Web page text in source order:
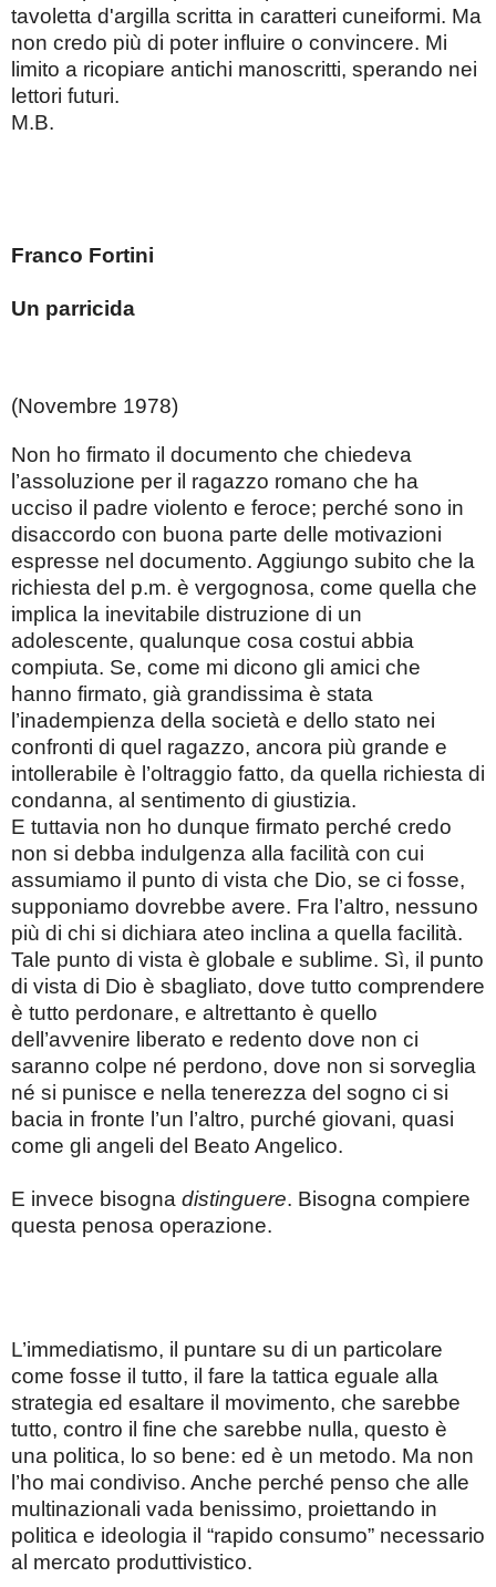
tavoletta d'argilla scritta in caratteri cuneiformi. Ma
non credo più di poter influire o convincere. Mi
limito a ricopiare antichi manoscritti, sperando nei
lettori futuri.
M.B.
Franco Fortini
Un parricida
(Novembre 1978)
Non ho firmato il documento che chiedeva
l’assoluzione per il ragazzo romano che ha
ucciso il padre violento e feroce; perché sono in
disaccordo con buona parte delle motivazioni
espresse nel documento. Aggiungo subito che la
richiesta del p.m. è vergognosa, come quella che
implica la inevitabile distruzione di un
adolescente, qualunque cosa costui abbia
compiuta. Se, come mi dicono gli amici che
hanno firmato, già grandissima è stata
l’inadempienza della società e dello stato nei
confronti di quel ragazzo, ancora più grande e
intollerabile è l’oltraggio fatto, da quella richiesta di
condanna, al sentimento di giustizia.
E tuttavia non ho dunque firmato perché credo
non si debba indulgenza alla facilità con cui
assumiamo il punto di vista che Dio, se ci fosse,
supponiamo dovrebbe avere. Fra l’altro, nessuno
più di chi si dichiara ateo inclina a quella facilità.
Tale punto di vista è globale e sublime. Sì, il punto
di vista di Dio è sbagliato, dove tutto comprendere
è tutto perdonare, e altrettanto è quello
dell’avvenire liberato e redento dove non ci
saranno colpe né perdono, dove non si sorveglia
né si punisce e nella tenerezza del sogno ci si
bacia in fronte l’un l’altro, purché giovani, quasi
come gli angeli del Beato Angelico.
E invece bisogna distinguere. Bisogna compiere
questa penosa operazione.
L’immediatismo, il puntare su di un particolare
come fosse il tutto, il fare la tattica eguale alla
strategia ed esaltare il movimento, che sarebbe
tutto, contro il fine che sarebbe nulla, questo è
una politica, lo so bene: ed è un metodo. Ma non
l’ho mai condiviso. Anche perché penso che alle
multinazionali vada benissimo, proiettando in
politica e ideologia il “rapido consumo” necessario
al mercato produttivistico.